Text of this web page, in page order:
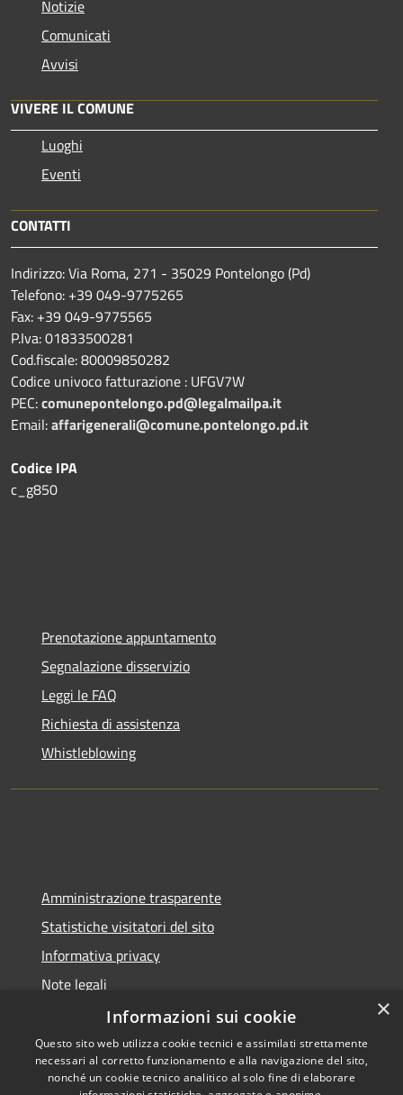
Notizie
Comunicati
Avvisi
VIVERE IL COMUNE
Luoghi
Eventi
CONTATTI
Indirizzo: Via Roma, 271 - 35029 Pontelongo (Pd)
Telefono: +39 049-9775265
Fax: +39 049-9775565
P.Iva: 01833500281
Cod.fiscale: 80009850282
Codice univoco fatturazione : UFGV7W
PEC:comunepontelongo.pd@legalmailpa.it
Email:affarigenerali@comune.pontelongo.pd.it
Codice IPA
c_g850
Prenotazione appuntamento
Segnalazione disservizio
Leggi le FAQ
Richiesta di assistenza
Whistleblowing
Amministrazione trasparente
Statistiche visitatori del sito
Informativa privacy
Note legali
Dichiarazione di accessibilità
×
Informazioni sui cookie
Questo sito web utilizza cookie tecnici e assimilati strettamente
necessari al corretto funzionamento e alla navigazione del sito,
nonché un cookie tecnico analitico al solo fine di elaborare